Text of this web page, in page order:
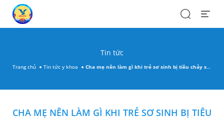
SearchOpen
Tin tức
Trang chủ Tin tức y khoa Cha mẹ nên làm gì khi trẻ sơ sinh bị tiêu chảy sủi bọt?
CHA MẸ NÊN LÀM GÌ KHI TRẺ SƠ SINH BỊ TIÊU